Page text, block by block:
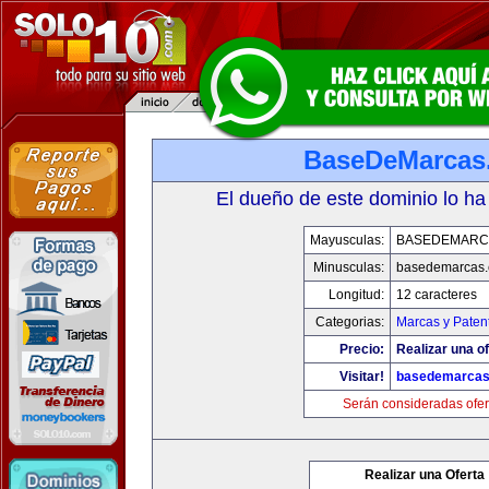
El dueño de este dominio lo
Mayusculas:
Minusculas:
Longitud:
12 caracteres
Categorias:
Marcas y
Precio:
Realizar una
Visitar!
Serán consideradas
Realizar una Oferta